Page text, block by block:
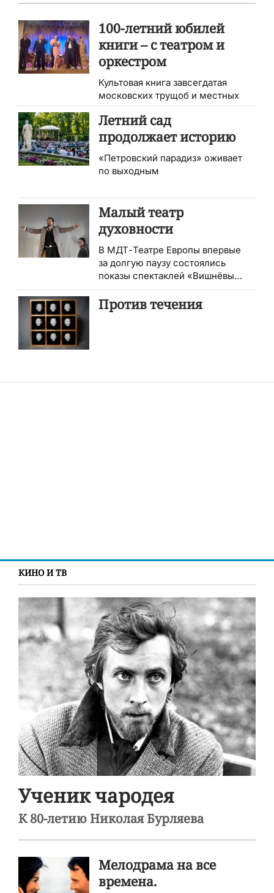
100-летний юбилей
книги – с театром и
оркестром
Культовая книга завсегдатая
московских трущоб и местных
трактиров отмечает в этом году
вековой юбилей
Летний сад
продолжает историю
«Петровский парадиз» оживает
по выходным
Малый театр
духовности
В МДТ-Театре Европы впервые
за долгую паузу состоялись
показы спектаклей «Вишнёвый
сад» и «Гамлет» Льва Додина. О
том, как звучат эти две
постановки сегодня — хочется
Против течения
КИНО И ТВ
Ученик чародея
К 80-летию Николая Бурляева
Мелодрама на все
времена.